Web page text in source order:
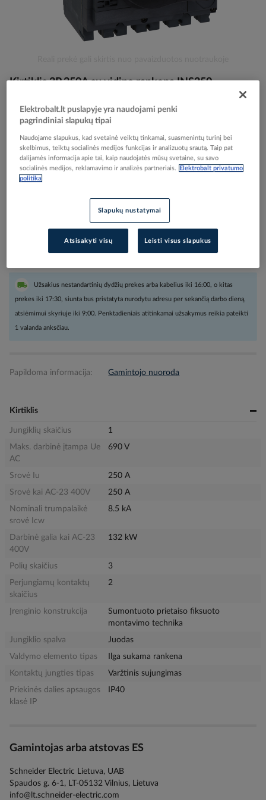
the
the
gallery
Kirtiklis 3P 250A su vidine rankena INS250 -
Elektrobalt prekės kodas
006914
EAN kodas
3303430311065
Gamintojo prekės kodas
Užsakius nestandartinių dydžių prekes arba kabelius iki 16:00, o kitas
prekes iki 17:30, siunta bus pristatyta nurodytu adresu per sekančią darbo dieną,
atsiėmimui skyriuje iki 9:00. Penktadieniais atitinkamai užsakymus reikia pateikti
1 valanda anksčiau.
Papildoma informacija: Gamintojo nuoroda
Kirtiklis
Jungiklių skaičius
1
Maks. darbinė įtampa Ue
AC
690 V
Srovė Iu
250 A
Srovė kai AC-23 400V
250 A
Nominali trumpalaikė
srovė Icw
8.5 kA
Darbinė galia kai AC-23
400V
132 kW
Polių skaičius
3
Perjungiamų kontaktų
skaičius
2
Įrenginio konstrukcija
Sumontuoto prietaiso fiksuoto
montavimo technika
Jungiklio spalva
Juodas
Valdymo elemento tipas
Ilga sukama rankena
Kontaktų jungties tipas
Varžtinis sujungimas
Priekinės dalies apsaugos
klasė IP
IP40
Gamintojas arba atstovas ES
Schneider Electric Lietuva, UAB
Spaudos g. 6-1, LT-05132 Vilnius, Lietuva
info@lt.schneider-electric.com
Elektrobalt.lt puslapyje yra naudojami penki
pagrindiniai slapukų tipai
Naudojame slapukus, kad svetainė veiktų tinkamai, suasmenintų turinį bei
skelbimus, teiktų socialinės medijos funkcijas ir analizuotų srautą. Taip pat
dalijamės informacija apie tai, kaip naudojatės mūsų svetaine, su savo
socialinės medijos, reklamavimo ir analizės partneriais.
Elektrobalt privatumo
politika
Slapukų nustatymai
Atsisakyti visų Leisti visus slapukus